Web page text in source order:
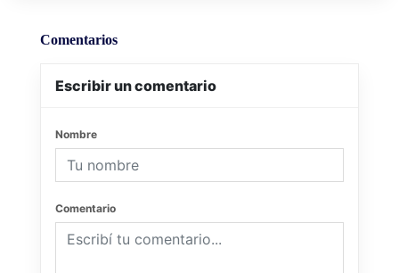
Comentarios
Escribir un comentario
Nombre
Comentario